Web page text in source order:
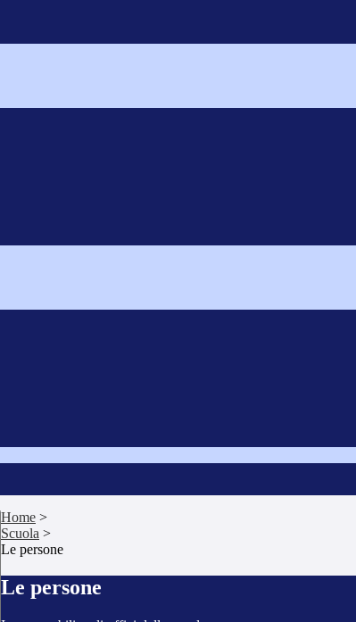
Home >
Scuola >
Le persone
Le persone